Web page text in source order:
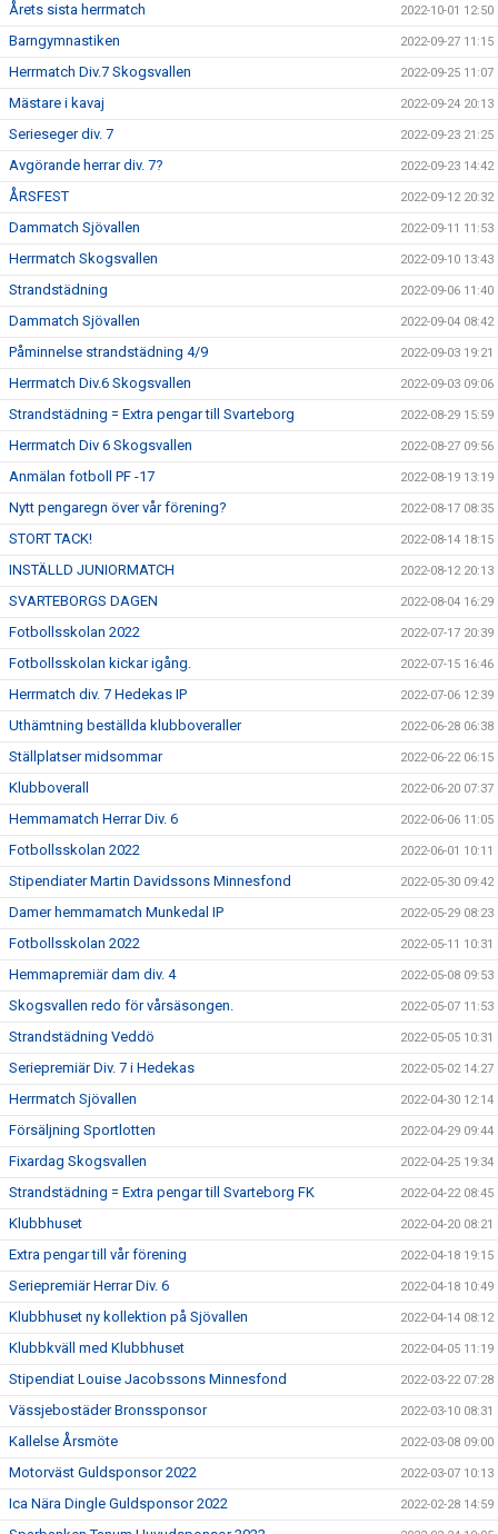
Årets sista herrmatch 2022-10-01 12:50
Barngymnastiken 2022-09-27 11:15
Herrmatch Div.7 Skogsvallen 2022-09-25 11:07
Mästare i kavaj 2022-09-24 20:13
Serieseger div. 7 2022-09-23 21:25
Avgörande herrar div. 7? 2022-09-23 14:42
ÅRSFEST 2022-09-12 20:32
Dammatch Sjövallen 2022-09-11 11:53
Herrmatch Skogsvallen 2022-09-10 13:43
Strandstädning 2022-09-06 11:40
Dammatch Sjövallen 2022-09-04 08:42
Påminnelse strandstädning 4/9 2022-09-03 19:21
Herrmatch Div.6 Skogsvallen 2022-09-03 09:06
Strandstädning = Extra pengar till Svarteborg 2022-08-29 15:59
Herrmatch Div 6 Skogsvallen 2022-08-27 09:56
Anmälan fotboll PF -17 2022-08-19 13:19
Nytt pengaregn över vår förening? 2022-08-17 08:35
STORT TACK! 2022-08-14 18:15
INSTÄLLD JUNIORMATCH 2022-08-12 20:13
SVARTEBORGS DAGEN 2022-08-04 16:29
Fotbollsskolan 2022 2022-07-17 20:39
Fotbollsskolan kickar igång. 2022-07-15 16:46
Herrmatch div. 7 Hedekas IP 2022-07-06 12:39
Uthämtning beställda klubboveraller 2022-06-28 06:38
Ställplatser midsommar 2022-06-22 06:15
Klubboverall 2022-06-20 07:37
Hemmamatch Herrar Div. 6 2022-06-06 11:05
Fotbollsskolan 2022 2022-06-01 10:11
Stipendiater Martin Davidssons Minnesfond 2022-05-30 09:42
Damer hemmamatch Munkedal IP 2022-05-29 08:23
Fotbollsskolan 2022 2022-05-11 10:31
Hemmapremiär dam div. 4 2022-05-08 09:53
Skogsvallen redo för vårsäsongen. 2022-05-07 11:53
Strandstädning Veddö 2022-05-05 10:31
Seriepremiär Div. 7 i Hedekas 2022-05-02 14:27
Herrmatch Sjövallen 2022-04-30 12:14
Försäljning Sportlotten 2022-04-29 09:44
Fixardag Skogsvallen 2022-04-25 19:34
Strandstädning = Extra pengar till Svarteborg FK 2022-04-22 08:45
Klubbhuset 2022-04-20 08:21
Extra pengar till vår förening 2022-04-18 19:15
Seriepremiär Herrar Div. 6 2022-04-18 10:49
Klubbhuset ny kollektion på Sjövallen 2022-04-14 08:12
Klubbkväll med Klubbhuset 2022-04-05 11:19
Stipendiat Louise Jacobssons Minnesfond 2022-03-22 07:28
Vässjebostäder Bronssponsor 2022-03-10 08:31
Kallelse Årsmöte 2022-03-08 09:00
Motorväst Guldsponsor 2022 2022-03-07 10:13
Ica Nära Dingle Guldsponsor 2022 2022-02-28 14:59